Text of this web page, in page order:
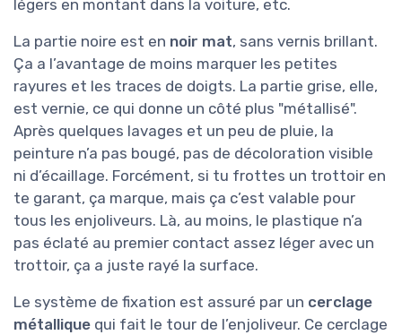
légers en montant dans la voiture, etc.
La partie noire est en noir mat, sans vernis brillant.
Ça a l’avantage de moins marquer les petites
rayures et les traces de doigts. La partie grise, elle,
est vernie, ce qui donne un côté plus "métallisé".
Après quelques lavages et un peu de pluie, la
peinture n’a pas bougé, pas de décoloration visible
ni d’écaillage. Forcément, si tu frottes un trottoir en
te garant, ça marque, mais ça c’est valable pour
tous les enjoliveurs. Là, au moins, le plastique n’a
pas éclaté au premier contact assez léger avec un
trottoir, ça a juste rayé la surface.
Le système de fixation est assuré par un cerclage
métallique qui fait le tour de l’enjoliveur. Ce cerclage